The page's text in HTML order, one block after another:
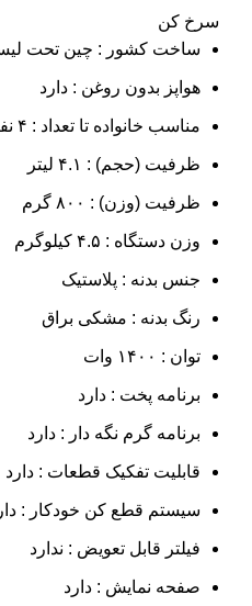
سرخ کن
ساخت کشور : چین تحت
هواپز بدون روغن : دارد
مناسب خانواده تا تعداد : ۴ نفره
ظرفیت (حجم) : ۴.۱ لیتر
ظرفیت (وزن) : ۸۰۰ گرم
وزن دستگاه : ۴.۵ کیلوگرم
جنس بدنه : پلاستیک
رنگ بدنه : مشکی براق
توان : ۱۴۰۰ وات
برنامه پخت : دارد
برنامه گرم نگه دار : دارد
قابلیت تفکیک قطعات : دارد
سیستم قطع کن خودکار :
فیلتر قابل تعویض : ندارد
صفحه نمایش : دارد